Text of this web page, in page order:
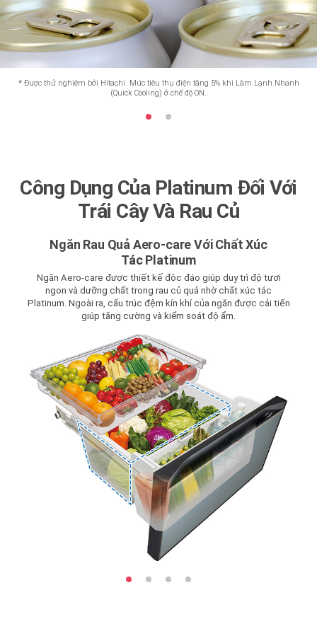
*Được thử nghiệm bởi Hitachi. Mức tiêu thụ điện tăng 5% khi Làm Lạnh Nhanh
(Quick Cooling) ở chế độ ON.
Công Dụng Của Platinum Đối Với
Trái Cây Và Rau Củ
Ngăn Rau Quả Aero-care Với Chất Xúc
Tác Platinum
Ngăn Aero-care được thiết kế độc đáo giúp duy trì độ tươi
ngon và dưỡng chất trong rau củ quả nhờ chất xúc tác
Platinum. Ngoài ra, cấu trúc đệm kín khí của ngăn được cải tiến
giúp tăng cường và kiểm soát độ ẩm.